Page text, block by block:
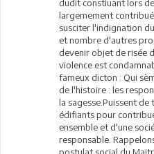
dudit constiuant lors
largemement
susciter l'indignation
et nombre d'autres
devenir objet de risée
violence est
fameux dicton : Qui
de l'histoire : les
la sagesse.Puissent
édifiants pour
ensemble et d'une
responsable.